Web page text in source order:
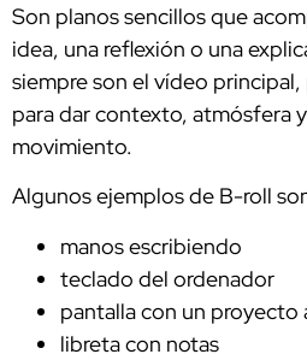
Son planos sencillos que
idea, una reflexión o una
siempre son el vídeo principal,
para dar contexto, atmósfera y
movimiento.
Algunos ejemplos de B-roll
manos escribiendo
teclado del ordenador
pantalla con un proyecto
libreta con notas